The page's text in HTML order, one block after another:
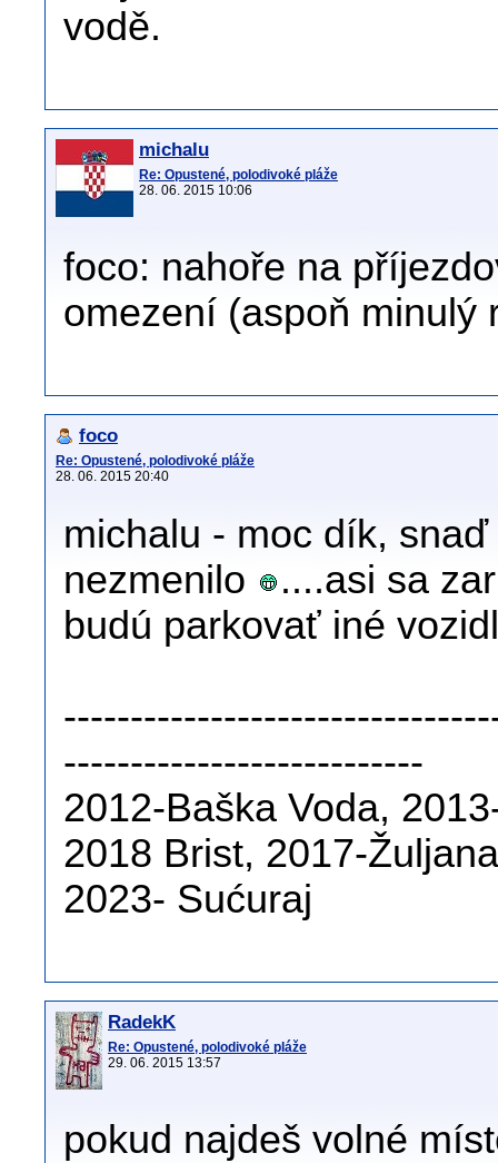
vodě.
michalu
Re: Opustené, polodivoké pláže
28. 06. 2015 10:06
foco: nahoře na
omezení (aspoň minulý
foco
Re: Opustené, polodivoké pláže
28. 06. 2015 20:40
michalu - moc dík,
nezmenilo
....asi sa
budú parkovať iné
---------------------------
2012-Baška Voda,
2018 Brist, 2017-
2023- Sućuraj
RadekK
Re: Opustené, polodivoké pláže
29. 06. 2015 13:57
pokud najdeš volné